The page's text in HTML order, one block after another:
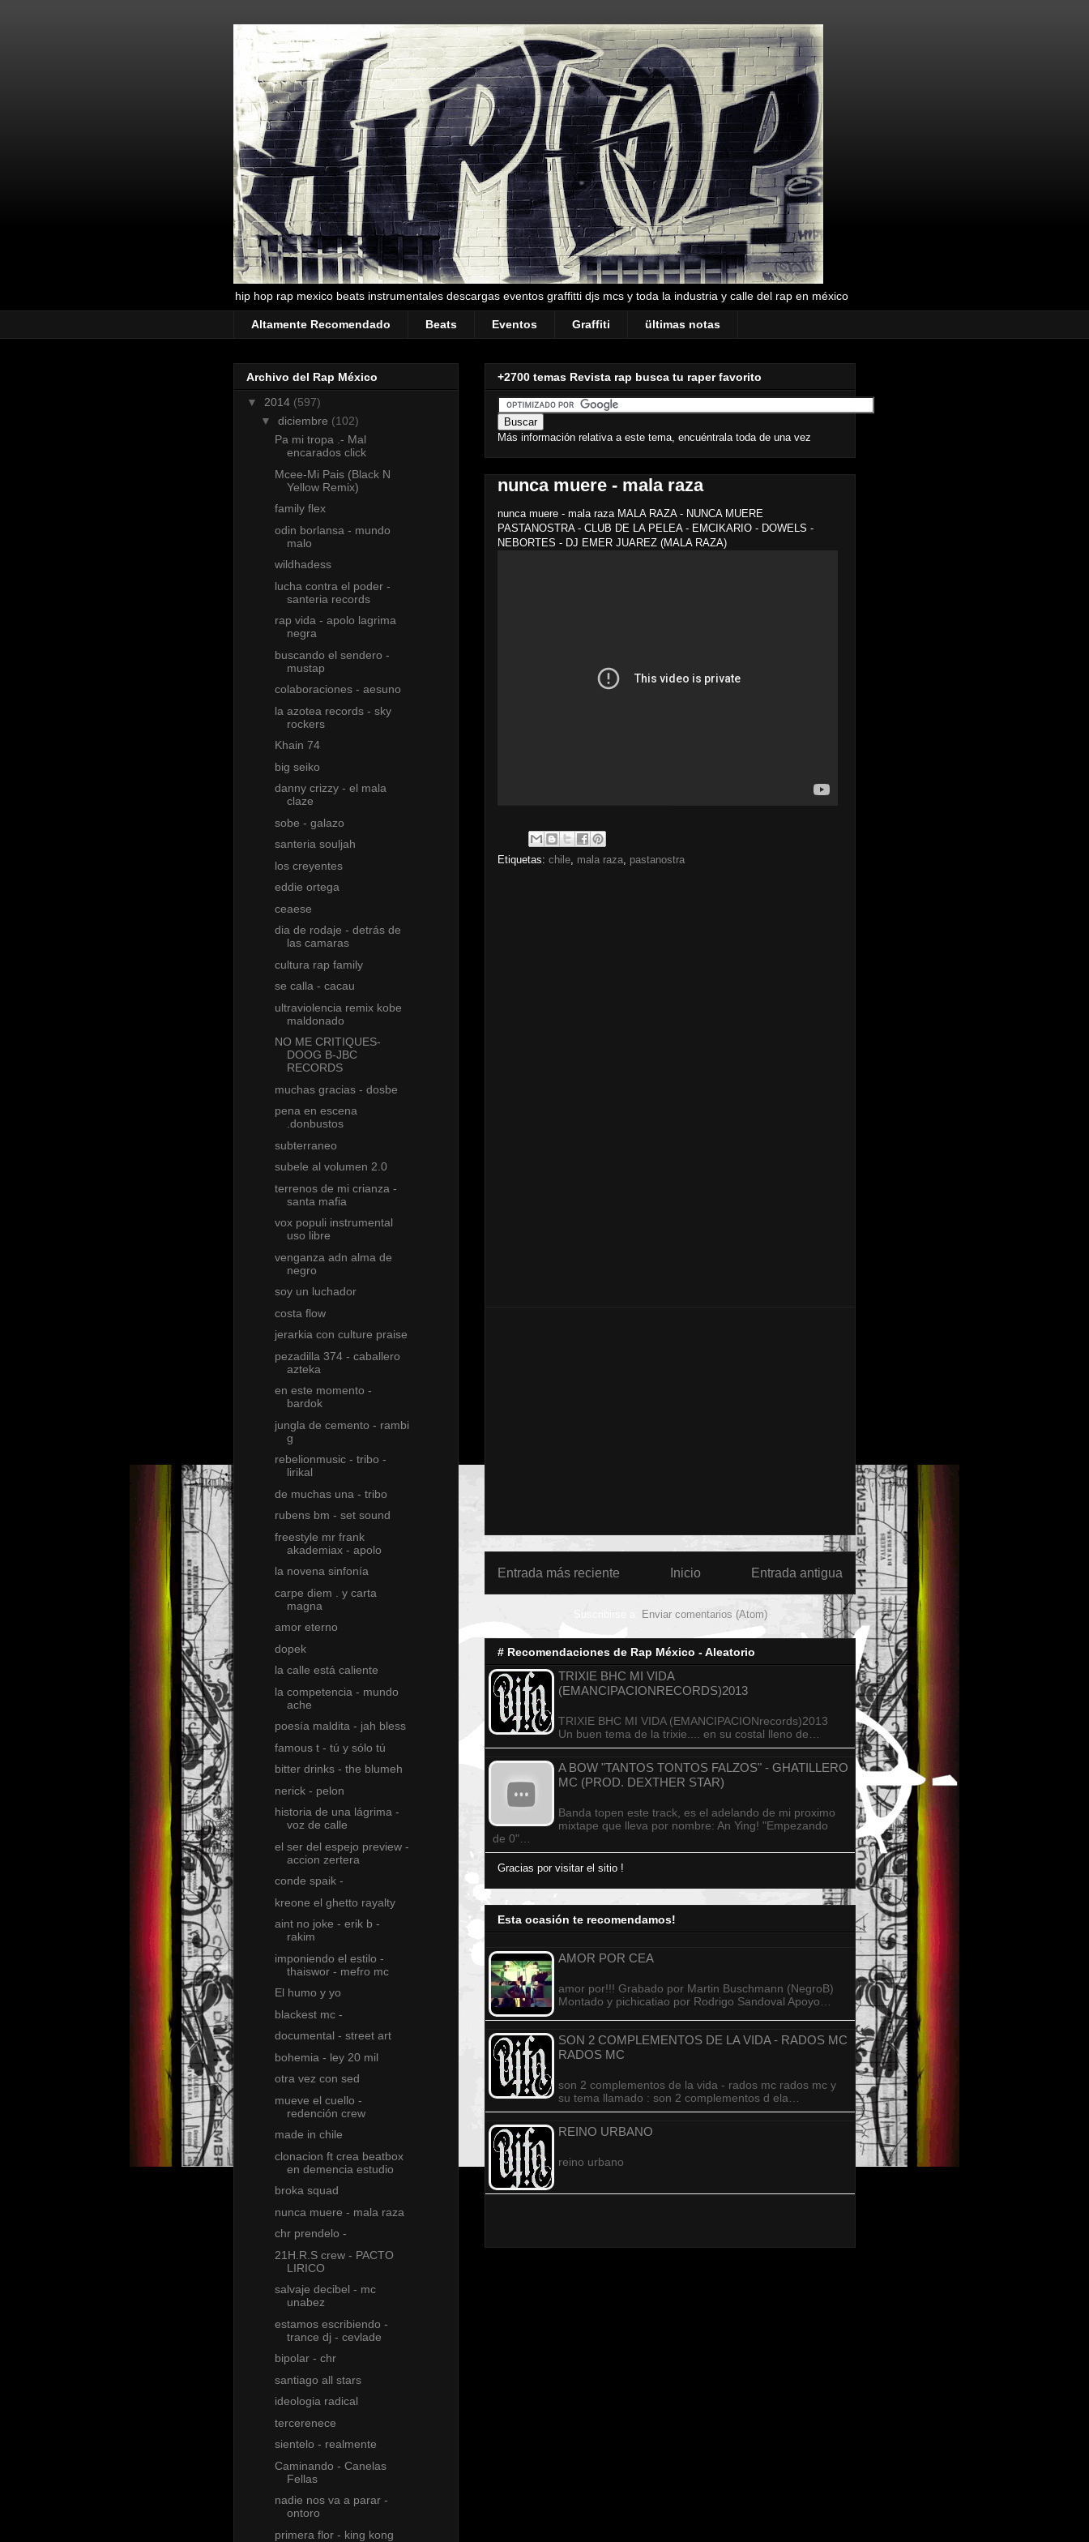
hip hop rap mexico beats instrumentales descargas eventos graffitti djs mcs y toda la industria y calle del rap en méxico
Altamente Recomendado Beats Eventos Graffiti ültimas notas
+2700 temas Revista rap busca tu raper favorito
Más información relativa a este tema, encuéntrala toda de una vez
nunca muere - mala raza
nunca muere - mala raza MALA RAZA - NUNCA MUERE
PASTANOSTRA - CLUB DE LA PELEA - EMCIKARIO - DOWELS -
NEBORTES - DJ EMER JUAREZ (MALA RAZA)
Etiquetas: chile, mala raza, pastanostra
Entrada más reciente Entrada antigua
Inicio
Suscribirse a: Enviar comentarios (Atom)
# Recomendaciones de Rap México - Aleatorio
TRIXIE BHC MI VIDA
(EMANCIPACIONRECORDS)2013
TRIXIE BHC MI VIDA (EMANCIPACIONrecords)2013
Un buen tema de la trixie.... en su costal lleno de…
A BOW "TANTOS TONTOS FALZOS" - GHATILLERO
MC (PROD. DEXTHER STAR)
Banda topen este track, es el adelando de mi proximo
mixtape que lleva por nombre: An Ying! "Empezando
de 0"…
Gracias por visitar el sitio !
Esta ocasión te recomendamos!
AMOR POR CEA
amor por!!! Grabado por Martin Buschmann (NegroB)
Montado y pichicatiao por Rodrigo Sandoval Apoyo…
SON 2 COMPLEMENTOS DE LA VIDA - RADOS MC
RADOS MC
son 2 complementos de la vida - rados mc rados mc y
su tema llamado : son 2 complementos d ela…
REINO URBANO
reino urbano
Archivo del Rap México
▼ 2014 (597)
▼ diciembre (102)
Pa mi tropa .- Mal
encarados click
Mcee-Mi Pais (Black N
Yellow Remix)
family flex
odin borlansa - mundo
malo
wildhadess
lucha contra el poder -
santeria records
rap vida - apolo lagrima
negra
buscando el sendero -
mustap
colaboraciones - aesuno
la azotea records - sky
rockers
Khain 74
big seiko
danny crizzy - el mala
claze
sobe - galazo
santeria souljah
los creyentes
eddie ortega
ceaese
dia de rodaje - detrás de
las camaras
cultura rap family
se calla - cacau
ultraviolencia remix kobe
maldonado
NO ME CRITIQUES-
DOOG B-JBC
RECORDS
muchas gracias - dosbe
pena en escena
.donbustos
subterraneo
subele al volumen 2.0
terrenos de mi crianza -
santa mafia
vox populi instrumental
uso libre
venganza adn alma de
negro
soy un luchador
costa flow
jerarkia con culture praise
pezadilla 374 - caballero
azteka
en este momento -
bardok
jungla de cemento - rambi
g
rebelionmusic - tribo -
lirikal
de muchas una - tribo
rubens bm - set sound
freestyle mr frank
akademiax - apolo
la novena sinfonía
carpe diem . y carta
magna
amor eterno
dopek
la calle está caliente
la competencia - mundo
ache
poesía maldita - jah bless
famous t - tú y sólo tú
bitter drinks - the blumeh
nerick - pelon
historia de una lágrima -
voz de calle
el ser del espejo preview -
accion zertera
conde spaik -
kreone el ghetto rayalty
aint no joke - erik b -
rakim
imponiendo el estilo -
thaiswor - mefro mc
El humo y yo
blackest mc -
documental - street art
bohemia - ley 20 mil
otra vez con sed
mueve el cuello -
redención crew
made in chile
clonacion ft crea beatbox
en demencia estudio
broka squad
nunca muere - mala raza
chr prendelo -
21H.R.S crew - PACTO
LIRICO
salvaje decibel - mc
unabez
estamos escribiendo -
trance dj - cevlade
bipolar - chr
santiago all stars
ideologia radical
tercerenece
sientelo - realmente
Caminando - Canelas
Fellas
nadie nos va a parar -
ontoro
primera flor - king kong